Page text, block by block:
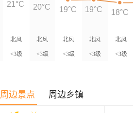
北风
<3级
北风
<3级
北风
<3级
北风
<3级
北风
<3级
21°C 20°C 19°C 19°C 18°C
周边景点 周边乡镇